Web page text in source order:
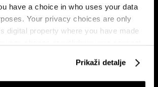
have a choice in who uses your data
Your privacy choices are only
digital property where you have made
Prikaži detalje